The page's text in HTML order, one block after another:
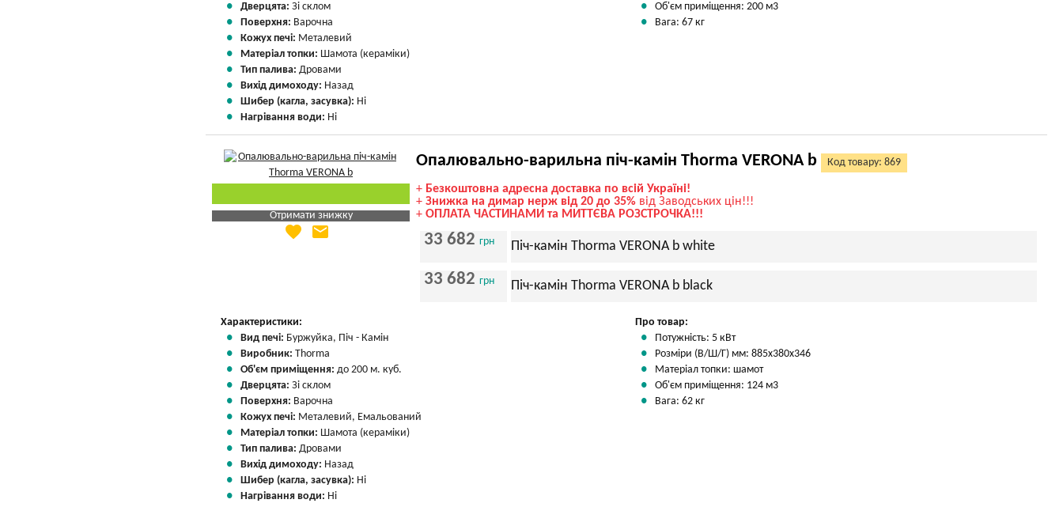
Дверцята: Зі склом
Поверхня: Варочна
Кожух печі: Металевий
Матеріал топки: Шамота (кераміки)
Тип палива: Дровами
Вихід димоходу: Назад
Шибер (кагла, засувка): Ні
Нагрівання води: Ні
Об'єм приміщення: 200 м3
Вага: 67 кг
Отримати знижку
Яка Ваша ціна
favorite email
Опалювально-варильна піч-камін Thorma VERONA b Код товару: 869
+ Безкоштовна адресна доставка по всій Україні!
+ Знижка на димар нерж від 20 до 35% від Заводських цін!!!
+ ОПЛАТА ЧАСТИНАМИ та МИТТЄВА РОЗСТРОЧКА!!!
33 682 грн Піч-камін Thorma VERONA b white
33 682 грн Піч-камін Thorma VERONA b black
Характеристики:
Вид печі: Буржуйка, Піч - Камін
Виробник: Thorma
Об'єм приміщення: до 200 м. куб.
Дверцята: Зі склом
Поверхня: Варочна
Кожух печі: Металевий, Емальований
Матеріал топки: Шамота (кераміки)
Тип палива: Дровами
Вихід димоходу: Назад
Шибер (кагла, засувка): Ні
Нагрівання води: Ні
Про товар:
Потужність: 5 кВт
Розміри (В/Ш/Г) мм: 885х380х346
Матеріал топки: шамот
Об'єм приміщення: 124 м3
Вага: 62 кг